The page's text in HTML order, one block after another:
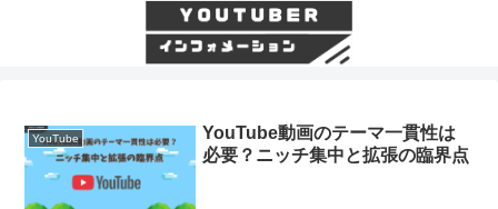
YouTube
YouTube動画のテーマ一貫性は
必要？ニッチ集中と拡張の臨界点